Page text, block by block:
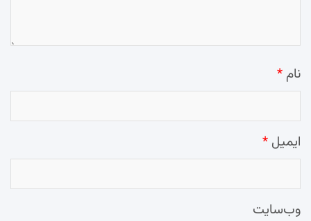
نام *
ایمیل *
وب‌سایت